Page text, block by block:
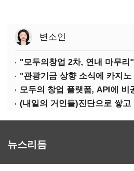
변소인
"모두의창업 2차, 연내 마무리"
뉴스리듬